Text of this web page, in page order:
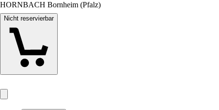
HORNBACH Bornheim (Pfalz)
Nicht reservierbar